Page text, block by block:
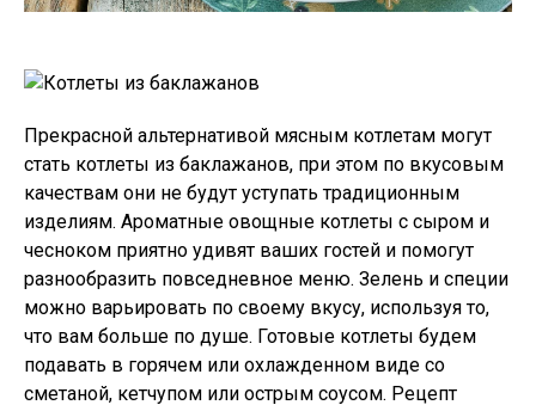
Прекрасной альтернативой мясным котлетам могут
стать котлеты из баклажанов, при этом по вкусовым
качествам они не будут уступать традиционным
изделиям. Ароматные овощные котлеты с сыром и
чесноком приятно удивят ваших гостей и помогут
разнообразить повседневное меню. Зелень и специи
можно варьировать по своему вкусу, используя то,
что вам больше по душе. Готовые котлеты будем
подавать в горячем или охлажденном виде со
сметаной, кетчупом или острым соусом. Рецепт